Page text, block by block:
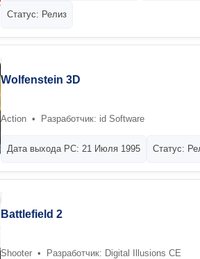
Статус: Релиз
Wolfenstein 3D
Action • Разработчик: id Software
Дата выхода PC: 21 Июля 1995 Статус:
Battlefield 2
Shooter • Разработчик: Digital Illusions CE